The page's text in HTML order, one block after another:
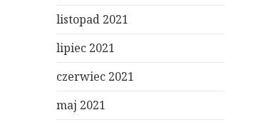
listopad 2021
lipiec 2021
czerwiec 2021
maj 2021